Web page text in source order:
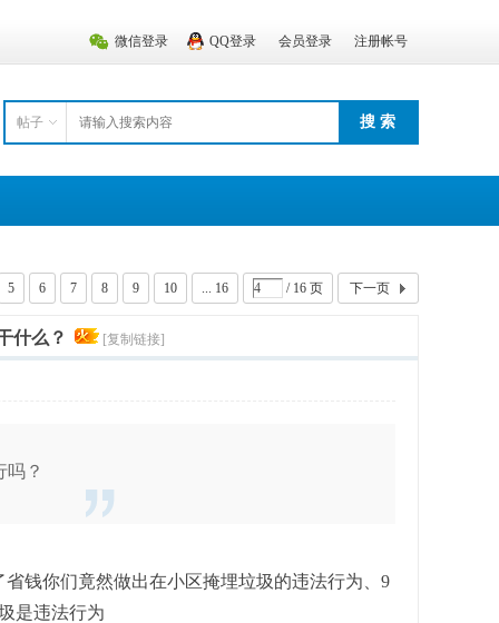
微信登录 QQ登录 会员登录 注册帐号
帖子 搜 索
5 6 7 8 9 10 ... 16 / 16 页 下一页
什么？ [复制链接]
吗？
钱你们竟然做出在小区掩埋垃圾的违法行为、9
是违法行为